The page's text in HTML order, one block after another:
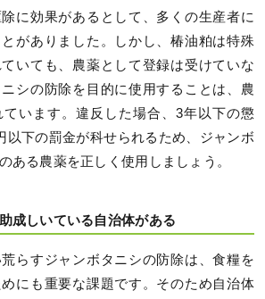
に効果があるとして、多くの生産者に
がありました。しかし、椿油粕は特殊
いても、農薬として登録は受けていな
シの防除を目的に使用することは、農
います。違反した場合、3年以下の懲
以下の罰金が科せられるため、ジャンボ
ある農薬を正しく使用しましょう。
成しいている自治体がある
らすジャンボタニシの防除は、食糧を
にも重要な課題です。そのため自治体